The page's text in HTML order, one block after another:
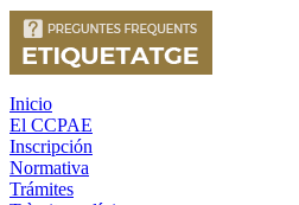
Inicio
El CCPAE
Inscripción
Normativa
Trámites